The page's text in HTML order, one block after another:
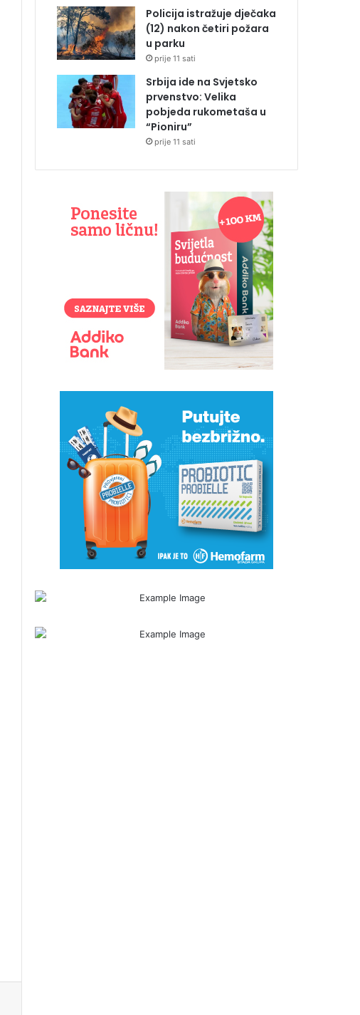
Policija istražuje dječaka
(12) nakon četiri požara
u parku
prije 11 sati
Srbija ide na Svjetsko
prvenstvo: Velika
pobjeda rukometaša u
“Pioniru”
prije 11 sati